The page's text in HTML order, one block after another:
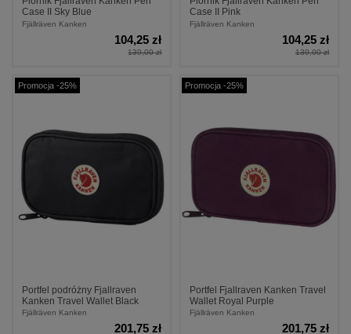
Case II Sky Blue
Fjällräven Kanken
104,25 zł
139,00 zł
Case II Pink
Fjällräven Kanken
104,25 zł
139,00 zł
Promocja -25%
Portfel podróżny Fjallraven
Kanken Travel Wallet Black
Fjällräven Kanken
201,75 zł
Promocja -25%
Portfel Fjallraven Kanken Travel
Wallet Royal Purple
Fjällräven Kanken
201,75 zł